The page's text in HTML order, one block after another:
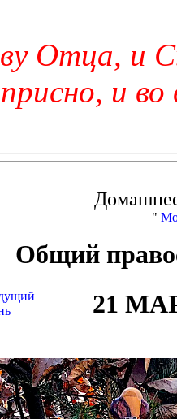
Отца, и
присно, и во
"
Общий
21